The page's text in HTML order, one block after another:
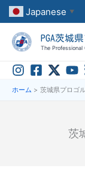
容
Japanese ▼
PGA茨城
The Professional
ホーム 茨城県プロゴ
茨